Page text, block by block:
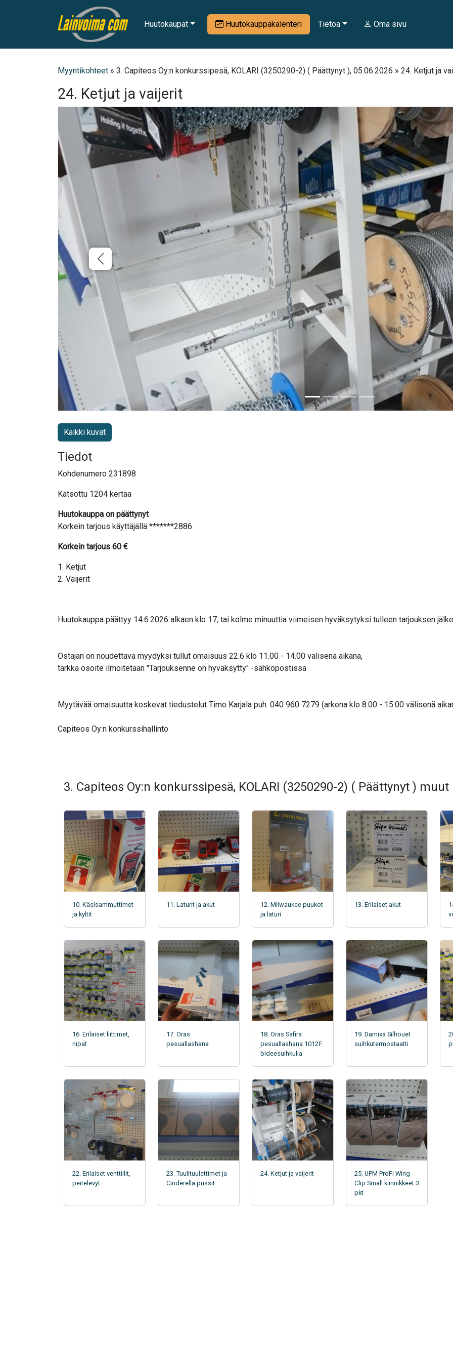
Huutokaupat Huutokauppakalenteri Tietoa Oma sivu
Myyntikohteet » 3. Capiteos Oy:n konkurssipesä, KOLARI (3250290-2) ( Päättynyt ), 05.06.2026 » 24. Ketjut ja
24. Ketjut ja vaijerit
Kaikki kuvat
Tiedot
Kohdenumero 231898
Katsottu 1204 kertaa
Huutokauppa on päättynyt
Korkein tarjous käyttäjällä *******2886
Korkein tarjous 60 €
1. Ketjut
2. Vaijerit
Huutokauppa päättyy 14.6.2026 alkaen klo 17, tai kolme minuuttia viimeisen hyväksytyksi tulleen tarjouksen
Ostajan on noudettava myydyksi tullut omaisuus 22.6 klo 11.00 - 14.00 välisenä aikana,
tarkka osoite ilmoitetaan "Tarjouksenne on hyväksytty" -sähköpostissa
Myytävää omaisuutta koskevat tiedustelut Timo Karjala puh. 040 960 7279 (arkena klo 8.00 - 15.00 välisenä
Capiteos Oy:n konkurssihallinto
3. Capiteos Oy:n konkurssipesä, KOLARI (3250290-2) ( Päättynyt )
10. Käsisammuttimet
ja kyltit
11. Laturit ja akut
12. Milwaukee puukot
ja laturi
13. Erilaiset akut
16. Erilaiset liittimet,
nipat
17. Oras
pesuallashana
18. Oras Safira
pesuallashana 1012F
bideesuihkulla
19. Damixa Silhouet
suihkutermostaatti
22. Erilaiset venttiilit,
peitelevyt
23. Tuulituulettimet ja
Cinderella pussit
24. Ketjut ja vaijerit
25. UPM ProFi Wing
Clip Small kiinnikkeet 3
pkt